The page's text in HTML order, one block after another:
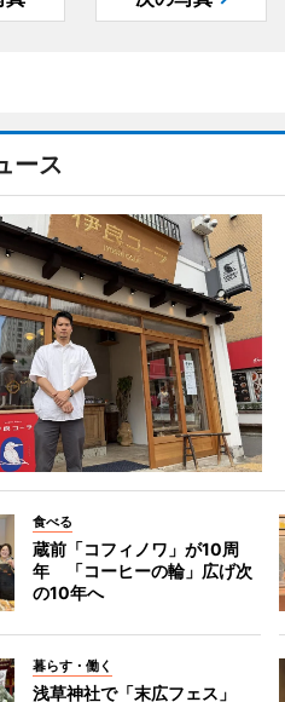
ース
食べる
蔵前「コフィノワ」が10周
年 「コーヒーの輪」広げ次
の10年へ
暮らす・働く
浅草神社で「末広フェス」